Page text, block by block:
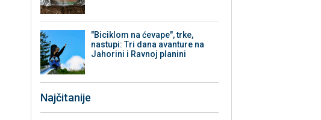
"Biciklom na ćevape", trke,
nastupi: Tri dana avanture na
Jahorini i Ravnoj planini
Najčitanije